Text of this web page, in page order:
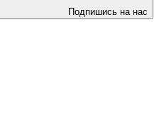
Подпишись на нас